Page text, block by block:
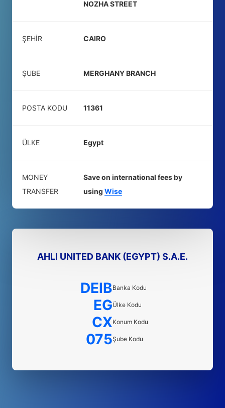
NOZHA STREET
ŞEHIR CAIRO
ŞUBE MERGHANY BRANCH
POSTA KODU 11361
ÜLKE Egypt
MONEY
TRANSFER
Save on international fees by
using Wise
AHLI UNITED BANK (EGYPT) S.A.E.
DEIBBanka Kodu
EGÜlke Kodu
CXKonum Kodu
075Şube Kodu